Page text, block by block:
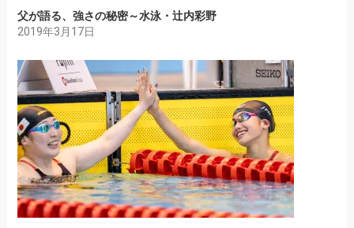
父が語る、強さの秘密～水泳・辻内彩野
2019年3月17日